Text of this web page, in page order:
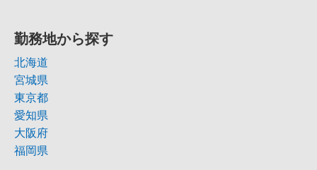
勤務地から探す
北海道
宮城県
東京都
愛知県
大阪府
福岡県